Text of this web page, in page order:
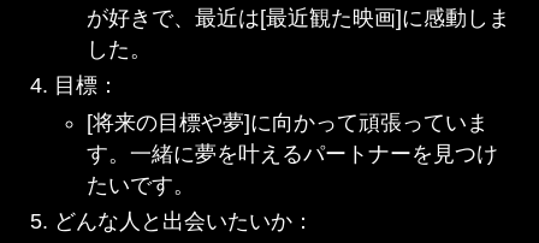
が好きで、最近は[最近観た映画]に感動しま
した。
目標：
[将来の目標や夢]に向かって頑張っていま
す。一緒に夢を叶えるパートナーを見つけ
たいです。
どんな人と出会いたいか：